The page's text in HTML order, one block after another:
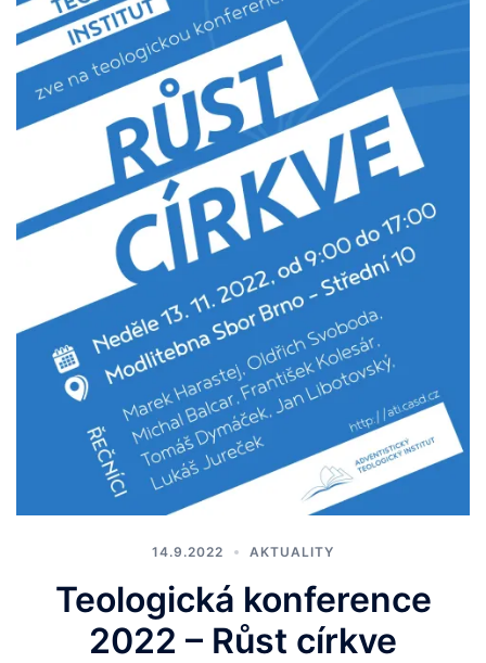
14.9.2022 AKTUALITY
Teologická konference
2022 – Růst církve